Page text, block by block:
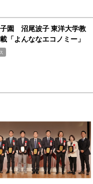
園 沼尾波子 東洋大学教
「よんななエコノミー」